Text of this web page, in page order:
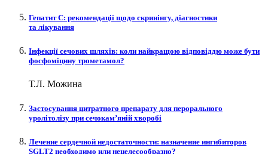
Гепатит С: рекомендації щодо скринінгу, діагностики
та лікування
Інфекції сечових шляхів: коли найкращою відповіддю може бути
фосфоміцину трометамол?
Т.Л. Можина
Застосування цитратного препарату для перорального
уролітолізу при сечокам’яній хворобі
Лечение сердечной недостаточности: назначение ингибиторов
SGLT2 необходимо или нецелесообразно?